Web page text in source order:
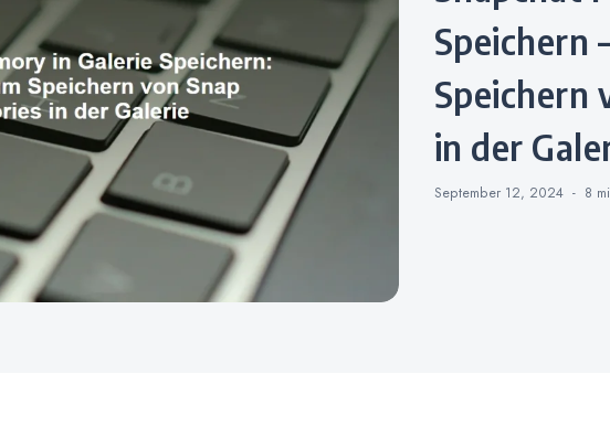
Speichern
Speichern
in der
September 12, 2024 8